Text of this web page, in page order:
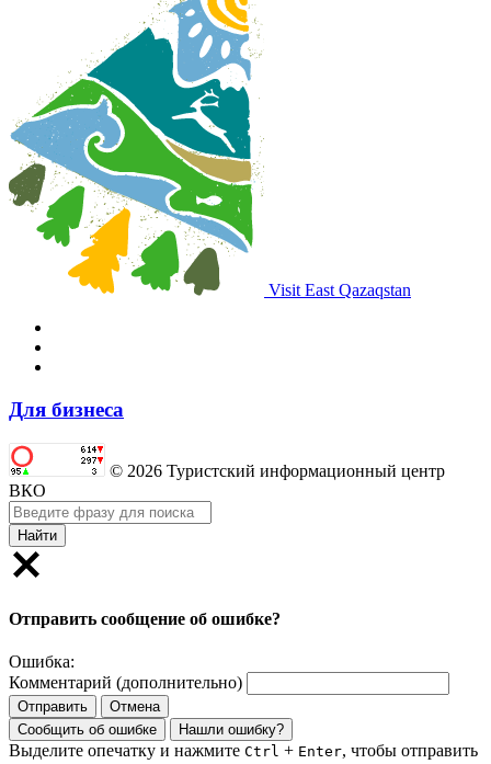
Visit East Qazaqstan
Для бизнеса
© 2026 Туристский информационный центр
ВКО
Найти
Отправить сообщение об ошибке?
Ошибка:
Комментарий (дополнительно)
Отправить
Отмена
Сообщить об ошибке
Нашли ошибку?
Выделите опечатку и нажмите Ctrl + Enter, чтобы отправить